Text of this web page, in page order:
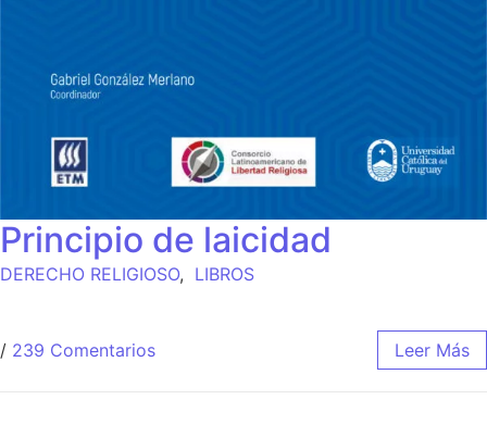
Principio de laicidad
DERECHO RELIGIOSO, LIBROS
/ 239 Comentarios Leer Más